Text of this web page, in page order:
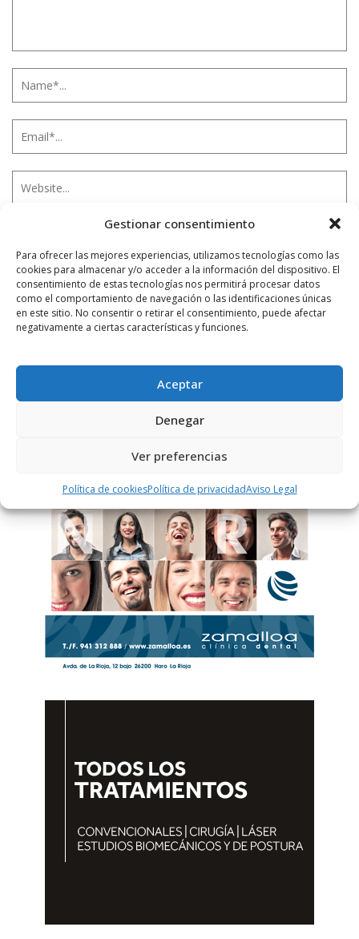
Gestionar consentimiento
Para ofrecer las mejores experiencias, utilizamos tecnologías como las
cookies para almacenar y/o acceder a la información del dispositivo. El
consentimiento de estas tecnologías nos permitirá procesar datos
como el comportamiento de navegación o las identificaciones únicas
en este sitio. No consentir o retirar el consentimiento, puede afectar
negativamente a ciertas características y funciones.
Aceptar
Denegar
Ver preferencias
Política de cookiesPolítica de privacidadAviso Legal
aprobado.
Este sitio usa Akismet para reducir el spam.Aprende
cómo se procesan los datos de tus comentarios.